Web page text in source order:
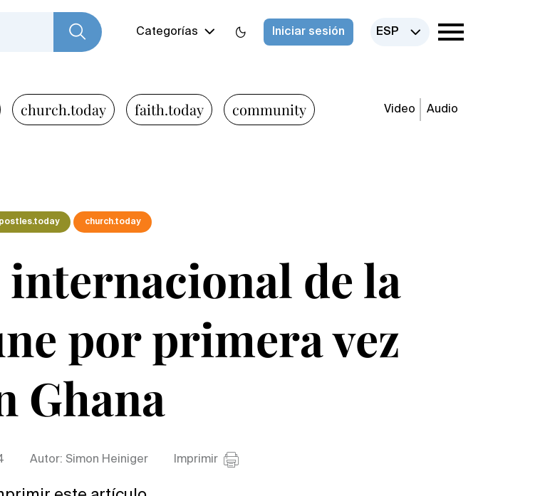
Categorías Iniciar sesión ESP
church.today faith.today community Video Audio
church.today
de la
por primera vez
Ghana
Autor: Simon Heiniger Imprimir